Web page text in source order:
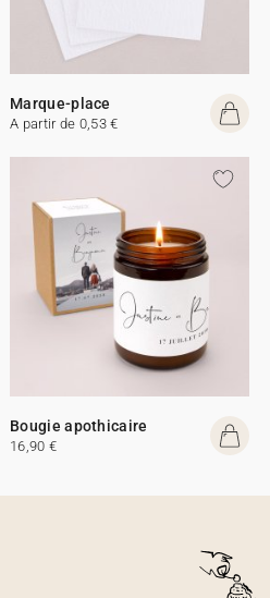
Marque-place
A partir de 0,53 €
Bougie apothicaire
16,90 €